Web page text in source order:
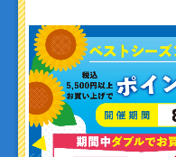
よくあるご質問
お問い合わせ
利用者資金の保全方法